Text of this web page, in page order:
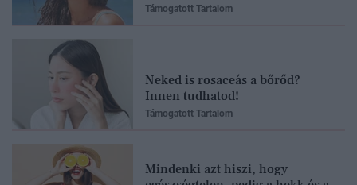
Támogatott Tartalom
Neked is rosaceás a bőrőd?
Innen tudhatod!
Támogatott Tartalom
Mindenki azt hiszi, hogy